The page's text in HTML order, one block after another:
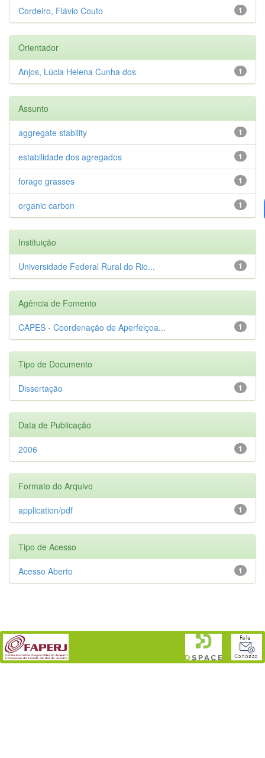
1
Cordeiro, Flávio Couto
Orientador
1
Anjos, Lúcia Helena Cunha dos
Assunto
1
aggregate stability
1
estabilidade dos agregados
1
forage grasses
1
organic carbon
Instituição
1
Universidade Federal Rural do Rio...
Agência de Fomento
1
CAPES - Coordenação de Aperfeiçoa...
Tipo de Documento
1
Dissertação
Data de Publicação
1
2006
Formato do Arquivo
1
application/pdf
Tipo de Acesso
1
Acesso Aberto